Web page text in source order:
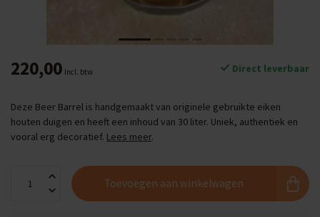
220,00 Incl. btw Direct leverbaar
Deze Beer Barrel is handgemaakt van originele gebruikte eiken
houten duigen en heeft een inhoud van 30 liter. Uniek, authentiek en
vooral erg decoratief. Lees meer.
Toevoegen aan winkelwagen